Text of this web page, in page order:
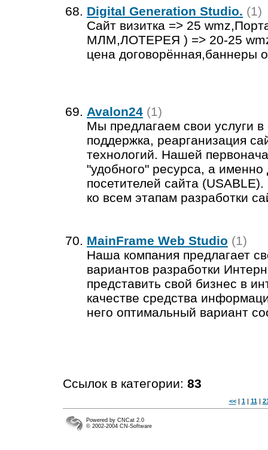
Digital Generation Studio. (1)
Сайт визитка => 25
МЛМ,ЛОТЕРЕЯ ) => 20-25 wmz
цена договорённая,баннеры
Avalon24 (1)
Мы предлагаем свои услуги
поддержка, реарганизация
технологий. Нашей
"удобного" ресурса, а
посетителей сайта
ко всем этапам разработки
MainFrame Web Studio (1)
Наша компания предлагает
вариантов разработки
представить свой бизнес в
качестве средства
него оптимальный вариант
Ссылок в категории: 83
<<| 1| 11|
Powered by CNCat 2.0
© 2002-2004 CN-Software